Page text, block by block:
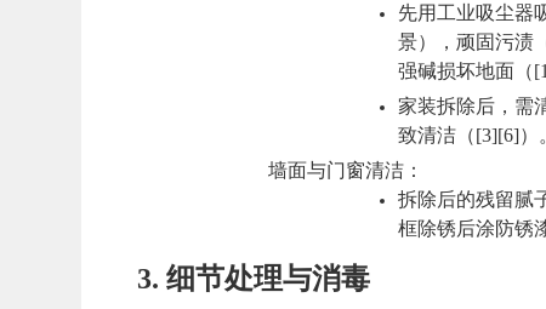
先用工业吸尘器
景），顽固污渍
强碱损坏地面
（
家装拆除后，需
致清洁（[3][6]）
墙面与门窗清洁：
拆除后的残留腻
框除锈后涂防锈
3.细节处理与消毒